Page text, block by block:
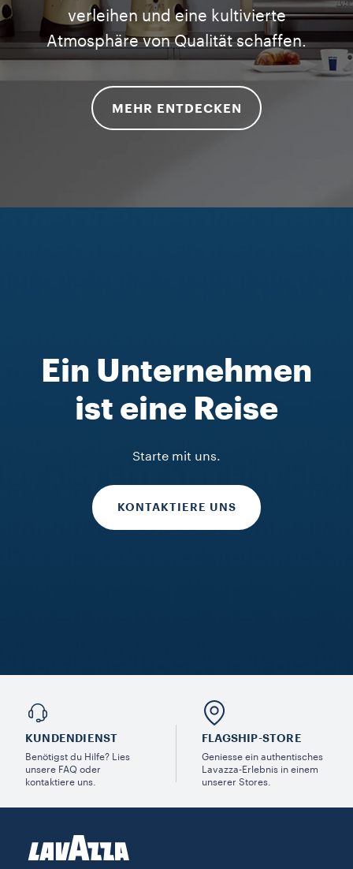
verleihen und eine kultivierte
Atmosphäre von Qualität schaffen.
MEHR ENTDECKEN
Ein Unternehmen
ist eine Reise
Starte mit uns.
KONTAKTIERE UNS
KUNDENDIENST
Benötigst du Hilfe? Lies
unsere FAQ oder
kontaktiere uns.
FLAGSHIP-STORE
Geniesse ein authentisches
Lavazza-Erlebnis in einem
unserer Stores.